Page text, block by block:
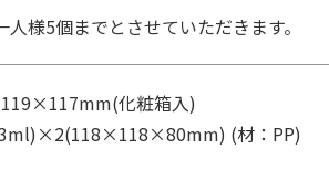
様5個までとさせていただきます。
化粧箱入)
(材：PP)